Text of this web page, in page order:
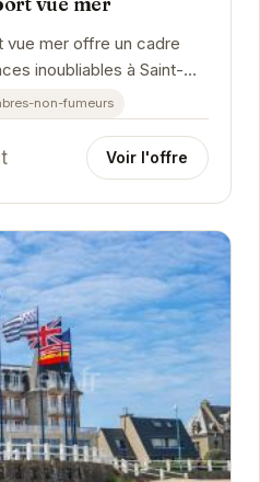
mer offre un cadre
inoubliables à Saint-
privilégié, sa
non-fumeurs
Voir l'offre